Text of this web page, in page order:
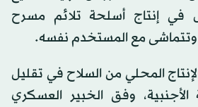
في إنتاج أسلحة تلائم مسرح
وتتماشى مع المستخدم نفسه.
المحلي من السلاح في تقليل
وفق الخبير العسكري